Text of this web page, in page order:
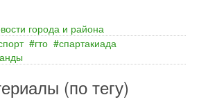
города и района
гто
спартакиада
(по тегу)